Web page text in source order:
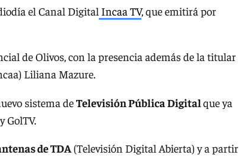
el Canal Digital Incaa TV, que emitirá por
de Olivos, con la presencia además de la titular
Liliana Mazure.
sistema deTelevisión Pública Digitalque ya
GolTV.
de TDA(Televisión Digital Abierta) y a partir